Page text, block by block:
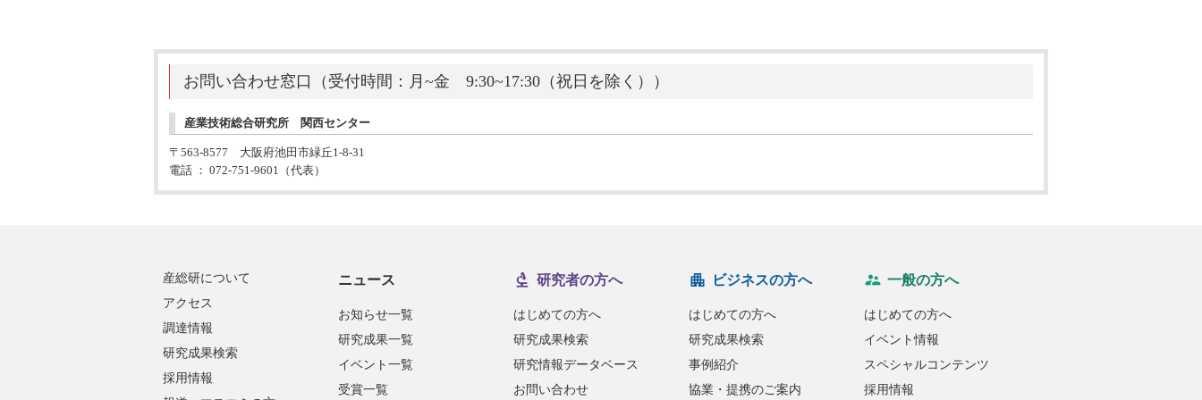
お問い合わせ窓口（受付時間：月~金 9:30~17:30（祝日を除く））
産業技術総合研究所 関西センター
〒563-8577 大阪府池田市緑丘1-8-31
電話 ： 072-751-9601（代表）
産総研について
アクセス
調達情報
研究成果検索
採用情報
ニュース
お知らせ一覧
研究成果一覧
イベント一覧
受賞一覧
研究者の方へ
はじめての方へ
研究成果検索
研究情報データベース
お問い合わせ
ビジネスの方へ
はじめての方へ
研究成果検索
事例紹介
協業・提携のご案内
一般の方へ
はじめての方へ
イベント情報
スペシャルコンテンツ
採用情報